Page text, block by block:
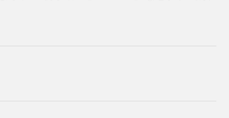
公式YouTubeでも様々な動画を公開中で
@StudioJapan